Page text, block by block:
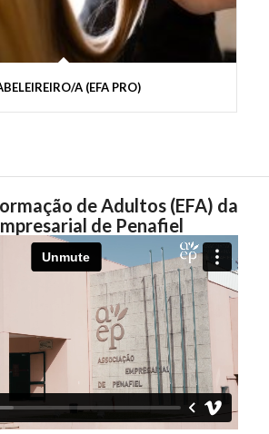
A (EFA PRO)
de Adultos (EFA) da
de Penafiel